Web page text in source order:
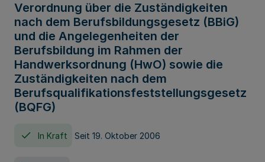
Verordnung über die Zuständigkeiten
nach dem Berufsbildungsgesetz (BBiG)
und die Angelegenheiten der
Berufsbildung im Rahmen der
Handwerksordnung (HwO) sowie die
Zuständigkeiten nach dem
Berufsqualifikationsfeststellungsgesetz
(BQFG)
In Kraft Seit 19. Oktober 2006